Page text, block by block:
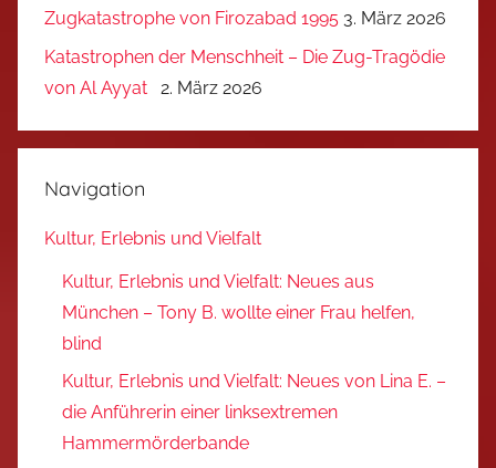
Zugkatastrophe von Firozabad 1995 3. März 2026
Katastrophen der Menschheit – Die Zug-Tragödie
von Al Ayyat
2. März 2026
Navigation
Kultur, Erlebnis und Vielfalt
Kultur, Erlebnis und Vielfalt: Neues aus
München – Tony B. wollte einer Frau helfen,
blind
Kultur, Erlebnis und Vielfalt: Neues von Lina E. –
die Anführerin einer linksextremen
Hammermörderbande